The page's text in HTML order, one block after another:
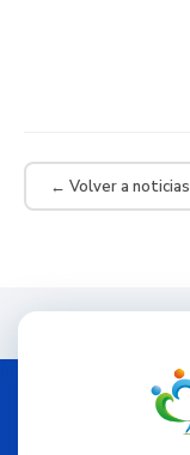
← Volver a noticias